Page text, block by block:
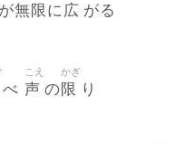
が無限 に広 がる
べ 声
こえ
の 限
かぎ
り